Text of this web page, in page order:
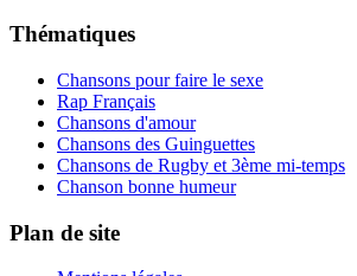
Thématiques
Chansons pour faire le sexe
Rap Français
Chansons d'amour
Chansons des Guinguettes
Chansons de Rugby et 3ème mi-temps
Chanson bonne humeur
Plan de site